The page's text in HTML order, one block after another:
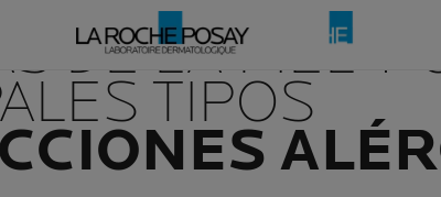
DE LA PIEL Y
TIPOS